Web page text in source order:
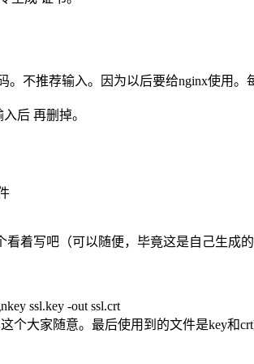
不推荐输入。因为以后要给nginx使用。
后 再删掉。
着写吧（可以随便，毕竟这是自己生成的
ssl.key -out ssl.crt
个大家随意。最后使用到的文件是key和crt